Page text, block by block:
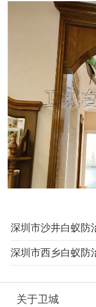
深圳市沙井白蚁防
深圳市西乡白蚁防
关于卫城